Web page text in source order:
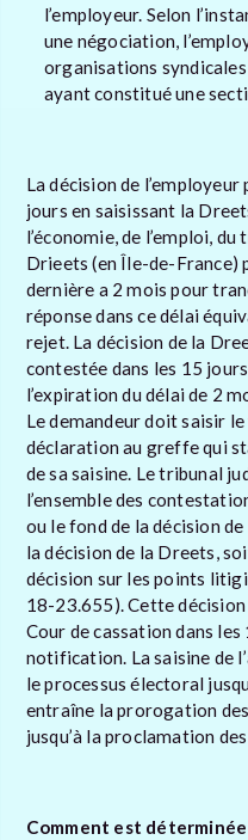
l’employeur. Selon
une négociation,
organisations
ayant constitué une
La décision de
jours en saisissant la
l’économie, de l’emploi,
Drieets (en Île-de-France)
dernière a 2 mois pour
réponse dans ce délai
rejet. La décision de la
contestée dans les 15
l’expiration du délai de 2
Le demandeur doit saisir
déclaration au greffe qui
de sa saisine. Le tribunal
l’ensemble des
ou le fond de la décision
la décision de la Dreets,
décision sur les points
18-23.655). Cette
Cour de cassation dans
notification. La saisine de
le processus électoral
entraîne la prorogation
jusqu’à la proclamation
Comment est